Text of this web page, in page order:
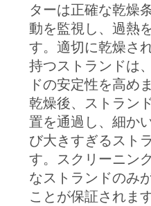
ターは正確な乾燥
動を監視し、過熱
す。適切に乾燥さ
持つストランドは
ドの安定性を高め
乾燥後、ストラン
置を通過し、細か
び大きすぎるスト
す。スクリーニン
なストランドのみ
ことが保証されま